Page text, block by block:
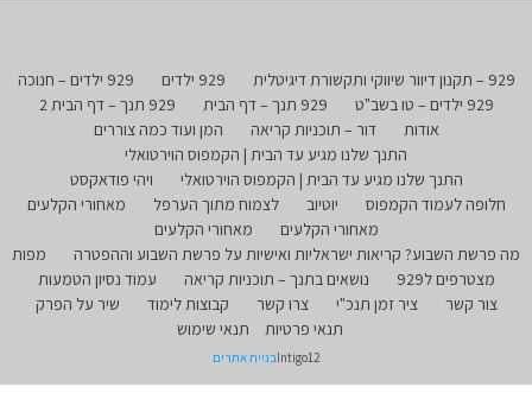
929 – תקנון דיוור שיווקי ותקשורת דיגיטלית 929 ילדים
929 ילדים – חנוכה
929 ילדים – טו בשב"ט
929 תנך – דף הבית
929 תנך – דף הבית 2
אודות
דור – תוכניות קריאה
המן ועוד כמה צוררים
התנך שלנו מגיע עד הבית | הקמפוס הוירטואלי
התנך שלנו מגיע עד הבית | הקמפוס הוירטואלי
ויהי פודאקסט
חלופה לעמוד הקמפוס
יוטיוב לצמוח מתוך הערפל
מאחורי הקלעים
מאחורי הקלעים
מאחורי הקלעים
מה פרשת השבוע? קריאות ישראליות ואישיות על פרשת השבוע וההפטרה
מפות
מצטרפים ל929
נושאים בתנך – תוכניות קריאה
עמוד נסיון הטמעות
צור קשר
ציר זמן תנכ"י צרו קשר קבוצות לימוד
שיר על הפרק
תנאי פרטיות
תנאי שימוש
Intigo12בניית אתרים